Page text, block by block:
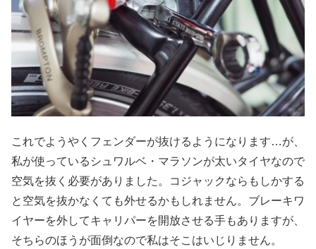
これでようやくフェンダーが抜けるようになります…が、
私が使っているシュワルベ・マラソンが太いタイヤなので
空気を抜く必要がありました。コジャックならもしかする
と空気を抜かなくても外せるかもしれません。ブレーキワ
イヤーを外してキャリパーを開放させる手もありますが、
そちらのほうが面倒なので私はそこはいじりません。